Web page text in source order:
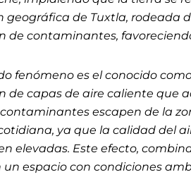
geográfica de Tuxtla, rodeada
de contaminantes,
fenómeno es el conocido
de capas de aire caliente que
escapen de la
ya que la calidad del
elevadas. Este efecto,
un espacio con condiciones